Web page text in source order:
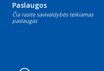
Paslaugos
Čia rasite savivaldybės teikiamas
paslaugas